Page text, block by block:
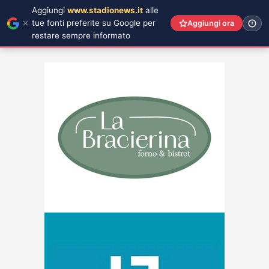
Aggiungi www.stadionews.it alle
tue fonti preferite su Google per
restare sempre informato
Aggiungi ora